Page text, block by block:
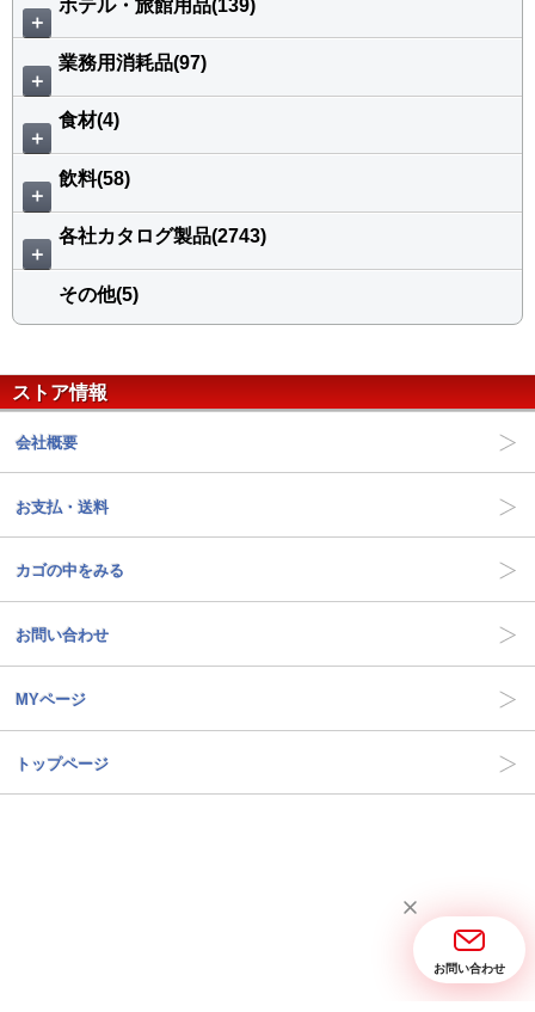
＋
ホテル・旅館用品(139)
＋
業務用消耗品(97)
＋
食材(4)
＋
飲料(58)
＋
各社カタログ製品(2743)
その他(5)
ストア情報
会社概要
お支払・送料
カゴの中をみる
お問い合わせ
MYページ
トップページ
お問い合わせ